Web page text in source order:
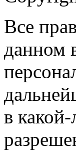
Все
данном
в